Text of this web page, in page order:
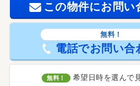
この物件にお問い
無料！
電話でお問い合
無料！ 希望日時を選んで